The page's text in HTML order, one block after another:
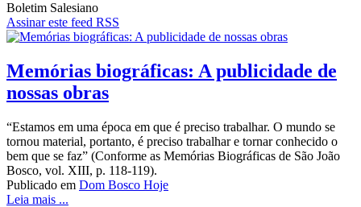
Boletim Salesiano
Assinar este feed RSS
Memórias biográficas: A publicidade de
nossas obras
“Estamos em uma época em que é preciso trabalhar. O mundo se
tornou material, portanto, é preciso trabalhar e tornar conhecido o
bem que se faz” (Conforme as Memórias Biográficas de São João
Bosco, vol. XIII, p. 118-119).
Publicado em Dom Bosco Hoje
Leia mais ...